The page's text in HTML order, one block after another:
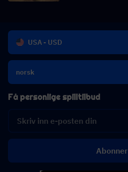
USA - USD
norsk
Få personlige spilltilbud
Abonner